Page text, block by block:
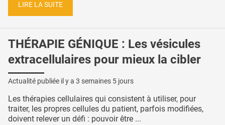
LIRE LA SUITE
THÉRAPIE GÉNIQUE : Les vésicules
extracellulaires pour mieux la cibler
Actualité publiée il y a 3 semaines 5 jours
Les thérapies cellulaires qui consistent à utiliser, pour
traiter, les propres cellules du patient, parfois modifiées,
doivent relever un défi : pouvoir être ...